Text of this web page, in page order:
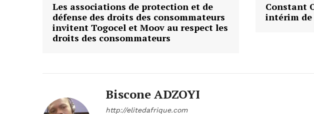
Les associations de protection et de
défense des droits des consommateurs
invitent Togocel et Moov au respect les
droits des consommateurs
Constant
intérim de
Biscone ADZOYI
http://elitedafrique.com